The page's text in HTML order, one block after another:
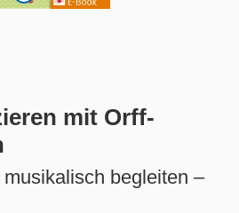
mit Orff-
begleiten –